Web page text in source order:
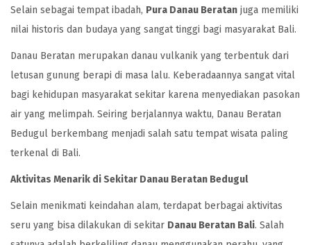
Selain sebagai tempat ibadah, Pura Danau Beratan juga memiliki
nilai historis dan budaya yang sangat tinggi bagi masyarakat Bali.
Danau Beratan merupakan danau vulkanik yang terbentuk dari
letusan gunung berapi di masa lalu. Keberadaannya sangat vital
bagi kehidupan masyarakat sekitar karena menyediakan pasokan
air yang melimpah. Seiring berjalannya waktu, Danau Beratan
Bedugul berkembang menjadi salah satu tempat wisata paling
terkenal di Bali.
Aktivitas Menarik di Sekitar Danau Beratan Bedugul
Selain menikmati keindahan alam, terdapat berbagai aktivitas
seru yang bisa dilakukan di sekitar Danau Beratan Bali. Salah